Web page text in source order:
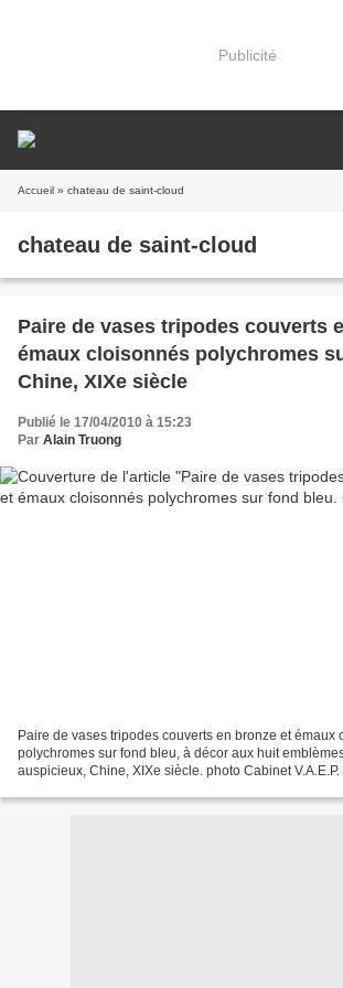
Publicité
Accueil » chateau de saint-cloud
chateau de saint-cloud
Paire de vases tripodes couverts
émaux cloisonnés polychromes
Chine, XIXe siècle
Publié le 17/04/2010 à 15:23
Par Alain Truong
Paire de vases tripodes couverts en bronze et émaux
polychromes sur fond bleu, à décor aux huit
auspicieux, Chine, XIXe siècle. photo Cabinet